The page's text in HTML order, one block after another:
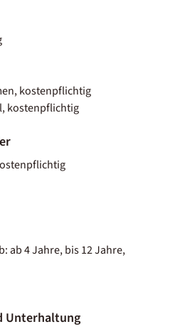
kostenpflichtig
kostenpflichtig
ab 4 Jahre, bis 12 Jahre,
Unterhaltung